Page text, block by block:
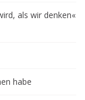
als wir denken«
habe